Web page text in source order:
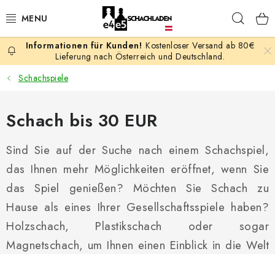
Inhalt
AKTION
SCHACHSPIELE
SCHACHFIGUREN
SCHACHBRETTER
SCHACHUHREN
SCHACHBÜCHER
SCHACH-ANTIQUITÄTENLADEN
Kostenloser Versand ab 80€
Lieferung nach Österreich und Deutschland.
Schachspiele
Schach bis 30 EUR
Sind Sie auf der Suche nach einem Schachspiel,
das Ihnen mehr Möglichkeiten eröffnet, wenn Sie
das Spiel genießen? Möchten Sie Schach zu
Hause als eines Ihrer Gesellschaftsspiele haben?
Holzschach, Plastikschach oder sogar
Magnetschach, um Ihnen einen Einblick in die Welt